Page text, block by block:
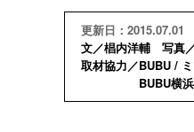
更新日：2015.07.01
文／椙内洋輔 写真
取材協力／BUBU
BUBU横